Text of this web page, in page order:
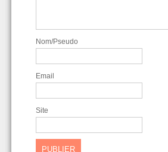
Nom/Pseudo
Email
Site